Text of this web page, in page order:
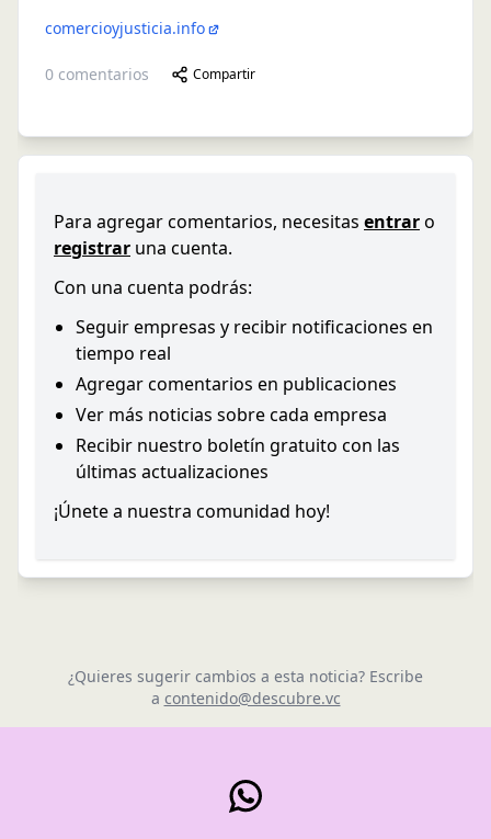
comercioyjusticia.info
0 comentarios Compartir
Para agregar comentarios, necesitas entraro
registrar una cuenta.
Con una cuenta podrás:
Seguir empresas y recibir notificaciones en
tiempo real
Agregar comentarios en publicaciones
Ver más noticias sobre cada empresa
Recibir nuestro boletín gratuito con las
últimas actualizaciones
¡Únete a nuestra comunidad hoy!
¿Quieres sugerir cambios a esta noticia? Escribe
a contenido@descubre.vc